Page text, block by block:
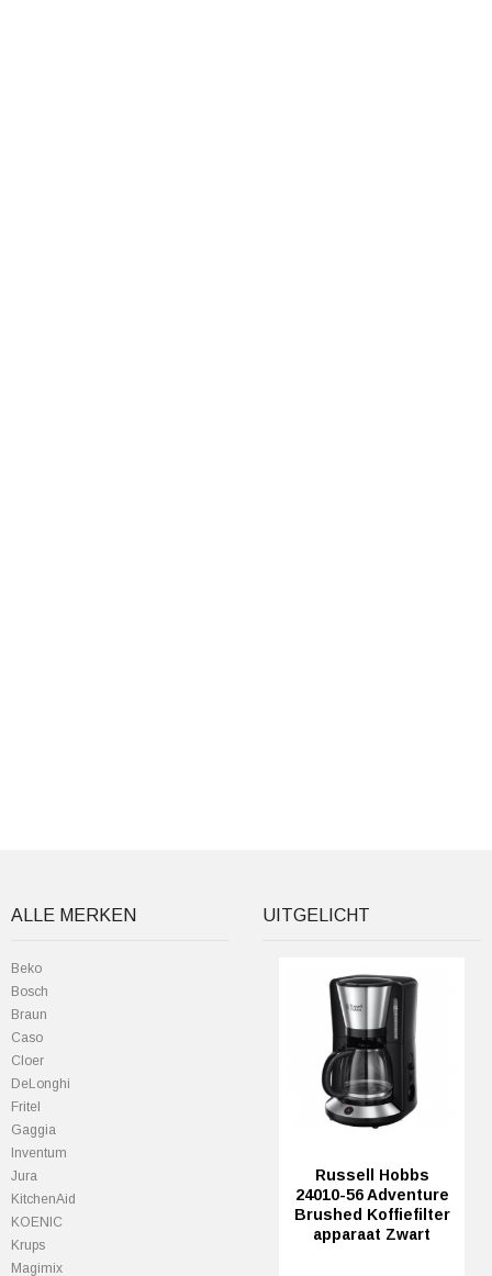
ALLE MERKEN
Beko
Bosch
Braun
Caso
Cloer
DeLonghi
Fritel
Gaggia
Inventum
Jura
KitchenAid
KOENIC
Krups
Magimix
UITGELICHT
Russell Hobbs
24010-56 Adventure
Brushed Koffiefilter
apparaat Zwart